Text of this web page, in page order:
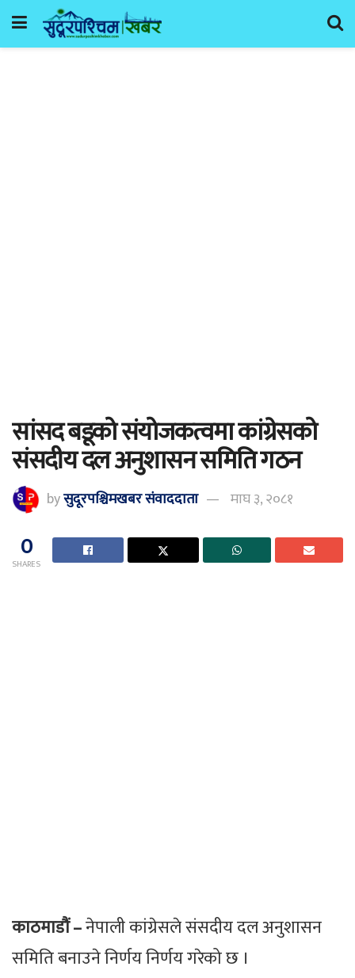
सांसद बडूको संयोजकत्वमा कांग्रेसको
संसदीय दल अनुशासन समिति गठन
byसुदूरपश्चिमखबर संंवाददाता माघ ३, २०८१
0
SHARES
काठमाडौं –नेपाली कांग्रेसले संसदीय दल अनुशासन
समिति बनाउने निर्णय निर्णय गरेको छ ।